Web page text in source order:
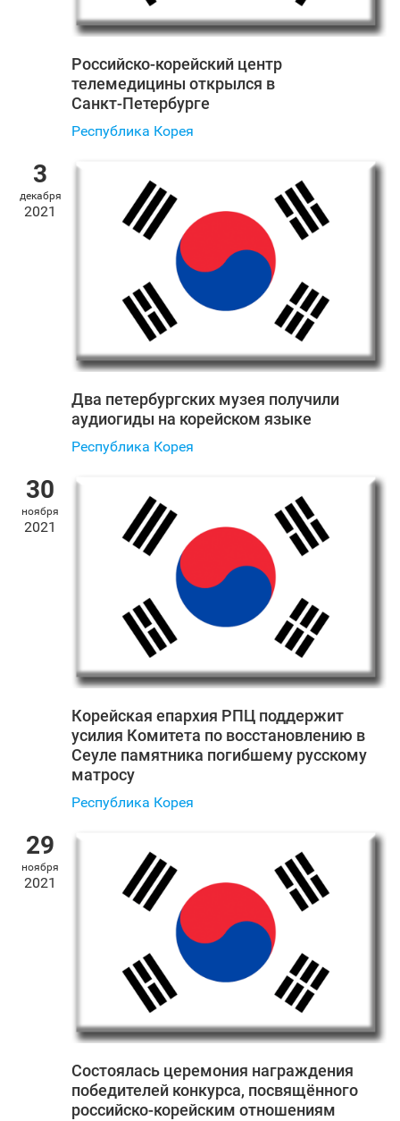
Российско-корейский центр
телемедицины открылся в
Санкт‑Петербурге
Республика Корея
3
декабря
2021
Два петербургских музея получили
аудиогиды на корейском языке
Республика Корея
30
ноября
2021
Корейская епархия РПЦ поддержит
усилия Комитета по восстановлению в
Сеуле памятника погибшему русскому
матросу
Республика Корея
29
ноября
2021
Состоялась церемония награждения
победителей конкурса, посвящённого
российско-корейским отношениям